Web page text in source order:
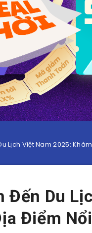
Lịch Việt Nam 2025:
Đến Du
Điểm